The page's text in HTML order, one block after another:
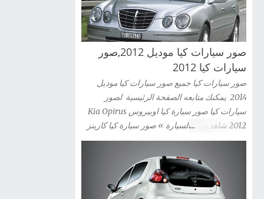
صور سيارات كيا موديل 2012,صور
سيارات كيا 2012
صور سيارات كيا جميع صور سيارات كيا موديل
2014 يمكنك متابعه الصفحة الرئيسية لصور
سيارات كيا صور سيارة كيا اوبيروس Kia Opirus
2012 شاهد صور السيارة » صور سيارة كيا كارينز
2012 Kia Carens شاهد صور السيارة » صور
سيارة كيا سيراتو كوبية Kia Cerato Coupe 2012
mohave 2012 شاهد صور السيارة » صور سيارة
كيا سبورتاج 2012 Kia Sportag شاهد صور